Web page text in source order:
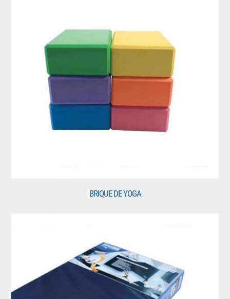
BRIQUE DE YOGA